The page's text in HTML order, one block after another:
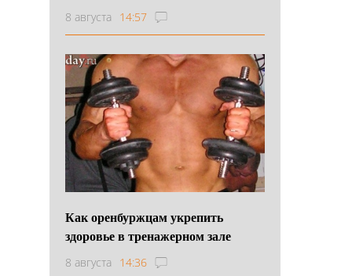
8 августа 14:57
Как оренбуржцам укрепить
здоровье в тренажерном зале
8 августа 14:36